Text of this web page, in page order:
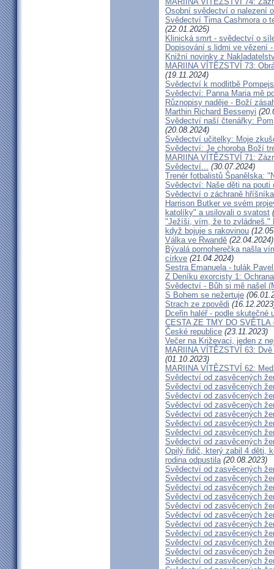
Osobní svědectví o nalezení
Svědectví Tima Cashmora o
(22.01.2025)
Klinická smrt - svědectví o
Dopisování s lidmi ve vězení
Knižní novinky z
MARIINA VÍTĚZSTVÍ 73:
(19.11.2024)
Svědectví k modlitbě
Svědectví: Panna Maria mě
Různopisy naděje - Boží
Marthin Richard Bessenyi
Svědectví naší čtenářky:
(20.08.2024)
Svědectví učitelky: Moje
Svědectví: Je choroba Boží
MARIINA VÍTĚZSTVÍ 71:
Svědectví... (30.07.2024)
Trenér fotbalistů Španělska:
Svědectví: Naše děti na pouti
Svědectví o záchraně
Harrison Butker ve svém
katolíky" a usilovali o svatost
"Ježíši, vím, že to zvládneš."
když bojuje s rakovinou
Válka ve Rwandě (22.04.2024)
Bývalá pornoherečka našla
církve (21.04.2024)
Sestra Emanuela - tulák
Z Deníku exorcisty 1:
Svědectví - Bůh si mě našel
S Bohem se nežertuje
Strach ze zpovědi
Dceřin haléř - podle skutečné
CESTA ZE TMY DO
České republice (23.11.2023)
Večer na Križevaci, jeden z
MARIINA VÍTĚZSTVÍ 63:
(01.10.2023)
MARIINA VÍTĚZSTVÍ 62:
Svědectví od zasvěcených
Svědectví od zasvěcených
Svědectví od zasvěcených
Svědectví od zasvěcených
Svědectví od zasvěcených
Svědectví od zasvěcených
Svědectví od zasvěcených
Svědectví od zasvěcených
Opilý řidič, který zabil 4 děti,
rodina odpustila(20.08.2023)
Svědectví od zasvěcených
Svědectví od zasvěcených
Svědectví od zasvěcených
Svědectví od zasvěcených
Svědectví od zasvěcených
Svědectví od zasvěcených
Svědectví od zasvěcených
Svědectví od zasvěcených
Svědectví od zasvěcených
Svědectví od zasvěcených
Svědectví od zasvěcených